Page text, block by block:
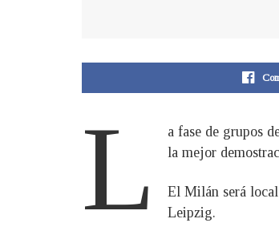
L
a fase de grupos
la mejor
El Milán será
Leipzig.